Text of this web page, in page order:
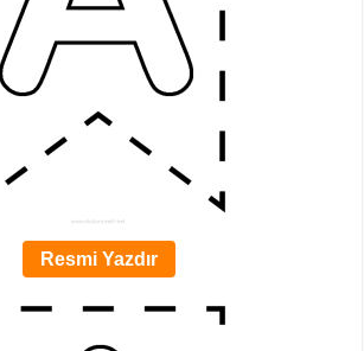
Resmi Yazdır